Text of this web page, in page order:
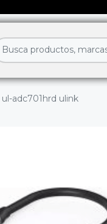
adc701hrd ulink